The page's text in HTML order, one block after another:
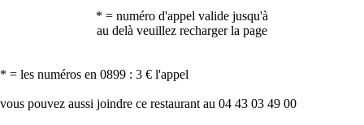
* = numéro d'appel valide jusqu'à
au delà veuillez recharger la page
* = les numéros en 0899 : 3 € l'appel
vous pouvez aussi joindre ce restaurant au 04 43 03 49 00